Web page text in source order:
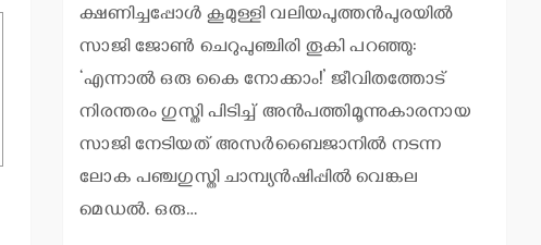
ക്ഷണിച്ചപ്പോള്‍ കൂമുള്ളി വലിയപുത്തന്‍പുരയില്‍
സാജി ജോണ്‍ ചെറുപുഞ്ചിരി തൂകി പറഞ്ഞു:
‘എന്നാല്‍ ഒരു കൈ നോക്കാം!’ ജീവിതത്തോട്
നിരന്തരം ഗുസ്തി പിടിച്ച് അന്‍പത്തിമൂന്നുകാരനായ
സാജി നേടിയത് അസര്‍ബൈജാനില്‍ നടന്ന
ലോക പഞ്ചഗുസ്തി ചാമ്പ്യന്‍ഷിപ്പില്‍ വെങ്കല
മെഡല്‍. ഒരു…